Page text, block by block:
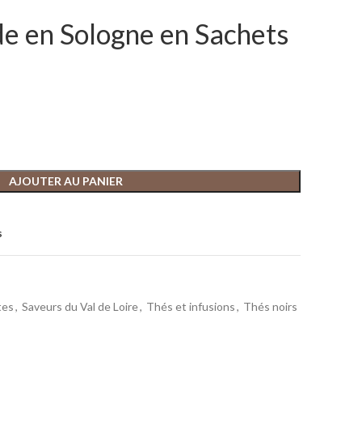
en Sologne en Sachets
AJOUTER AU PANIER
, Saveurs du Val de Loire, Thés et infusions, Thés noirs